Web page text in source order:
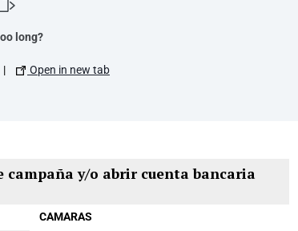
long?
| Open in new tab
campaña y/o abrir cuenta bancaria
CAMARAS